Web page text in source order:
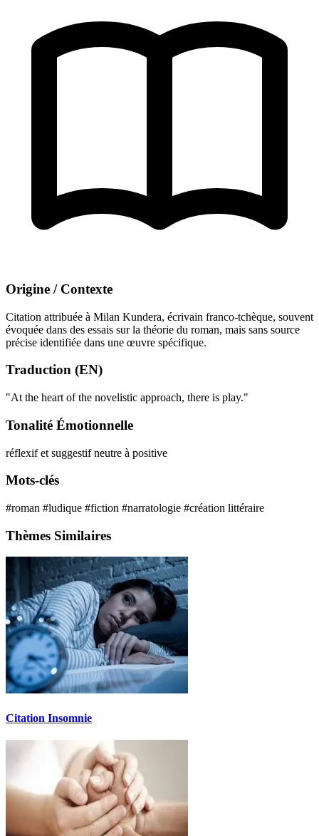
Origine / Contexte
Citation attribuée à Milan Kundera, écrivain franco-tchèque, souvent
évoquée dans des essais sur la théorie du roman, mais sans source
précise identifiée dans une œuvre spécifique.
Traduction (EN)
"At the heart of the novelistic approach, there is play."
Tonalité Émotionnelle
réflexif et suggestifneutre à positive
Mots-clés
#roman #ludique #fiction #narratologie #création littéraire
Thèmes Similaires
Citation Insomnie